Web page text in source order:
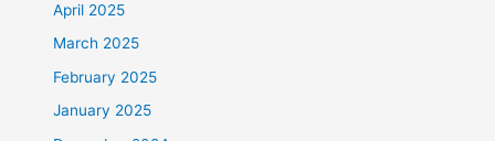
April 2025
March 2025
February 2025
January 2025